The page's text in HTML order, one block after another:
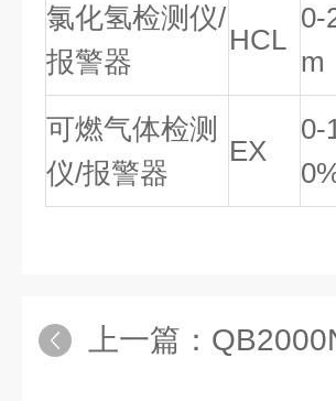
氯化氢检测仪/
报警器
HCL
0-
m
可燃气体检测
仪/报警器
EX
0-
上一篇：